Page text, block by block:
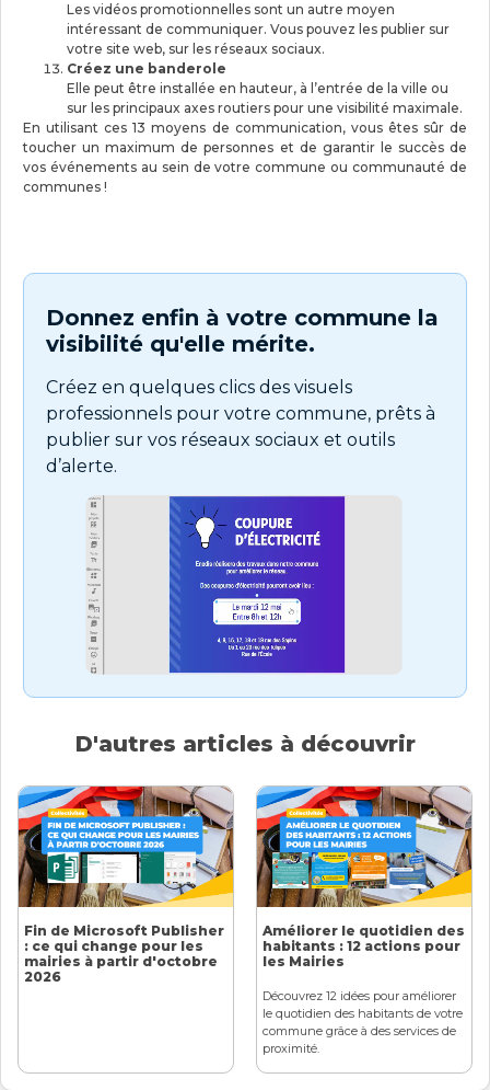
Les vidéos promotionnelles sont un autre moyen
intéressant de communiquer. Vous pouvez les publier sur
votre site web, sur les réseaux sociaux.
Créez une banderole
Elle peut être installée en hauteur, à l’entrée de la ville ou
sur les principaux axes routiers pour une visibilité maximale.
En utilisant ces 13 moyens de communication, vous êtes sûr de
toucher un maximum de personnes et de garantir le succès de
vos événements au sein de votre commune ou communauté de
communes !
Donnez enfin à votre commune la
visibilité qu'elle mérite.
Créez en quelques clics des visuels
professionnels pour votre commune, prêts à
publier sur vos réseaux sociaux et outils
d’alerte.
D'autres articles à découvrir
Fin de Microsoft Publisher
: ce qui change pour les
mairies à partir d'octobre
2026
Améliorer le quotidien des
habitants : 12 actions pour
les Mairies
Découvrez 12 idées pour améliorer
le quotidien des habitants de votre
commune grâce à des services de
proximité.